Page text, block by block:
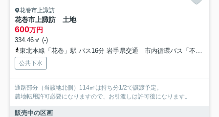
花巻市上諏訪
花巻市上諏訪 土地
600万円
334.46㎡ (-)
東北本線「花巻」駅 バス16分 岩手県交通 市内循環バス「不動大橋」 停歩6分
公共下水
通路部分（当該地北側）114㎡は持ち分1/2で譲渡予定。
農地転用許可必要になりますので、お引渡しは許可後になります。
販売中の区画